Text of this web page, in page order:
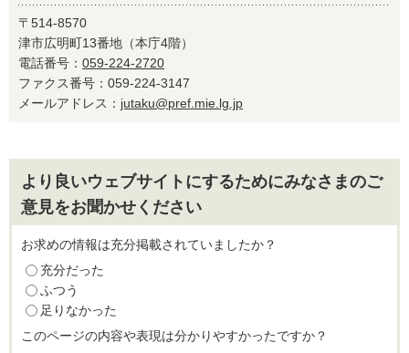
〒514-8570
津市広明町13番地（本庁4階）
電話番号： 059-224-2720
ファクス番号：059-224-3147
メールアドレス： jutaku@pref.mie.lg.jp
より良いウェブサイトにするためにみなさまのご
意見をお聞かせください
お求めの情報は充分掲載されていましたか？
充分だった
ふつう
足りなかった
このページの内容や表現は分かりやすかったですか？